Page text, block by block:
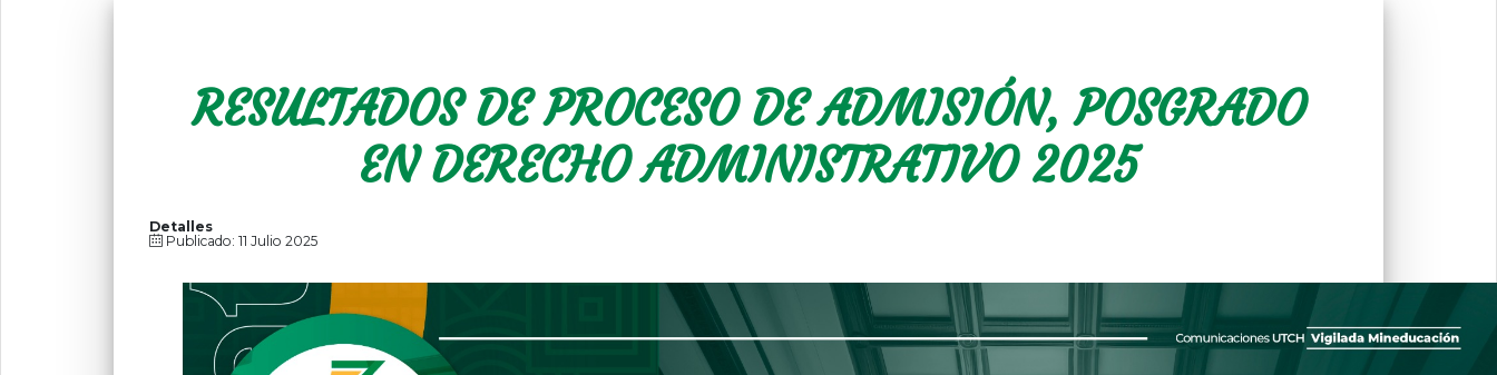
RESULTADOS DE PROCESO DE ADMISIÓN, POSGRADO
EN DERECHO ADMINISTRATIVO 2025
Detalles
Publicado: 11 Julio 2025